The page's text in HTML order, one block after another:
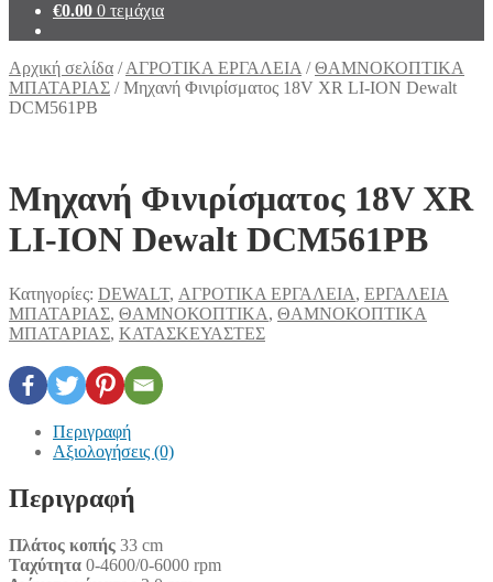
€0.00 0 τεμάχια
Αρχική σελίδα /ΑΓΡΟΤΙΚΑ ΕΡΓΑΛΕΙΑ /ΘAΜΝΟΚΟΠΤΙΚΑ
ΜΠΑΤΑΡΙΑΣ /Μηχανή Φινιρίσματος 18V XR LI-ION Dewalt
DCM561PB
Μηχανή Φινιρίσματος 18V XR
LI-ION Dewalt DCM561PB
Κατηγορίες: DEWALT, ΑΓΡΟΤΙΚΑ ΕΡΓΑΛΕΙΑ, ΕΡΓΑΛΕΙΑ
ΜΠΑΤΑΡΙΑΣ, ΘAΜΝΟΚΟΠΤΙΚΑ, ΘAΜΝΟΚΟΠΤΙΚΑ
ΜΠΑΤΑΡΙΑΣ, ΚΑΤΑΣΚΕΥΑΣΤΕΣ
Περιγραφή
Αξιολογήσεις (0)
Περιγραφή
Πλάτος κοπής 33 cm
Ταχύτητα 0-4600/0-6000 rpm